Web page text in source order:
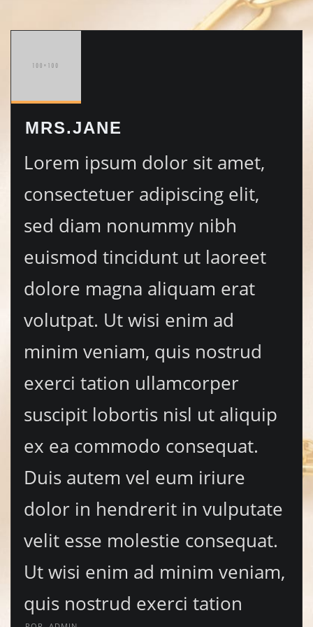
MRS.JANE
Lorem ipsum dolor sit amet,
consectetuer adipiscing elit,
sed diam nonummy nibh
euismod tincidunt ut laoreet
dolore magna aliquam erat
volutpat. Ut wisi enim ad
minim veniam, quis nostrud
exerci tation ullamcorper
suscipit lobortis nisl ut aliquip
ex ea commodo consequat.
Duis autem vel eum iriure
dolor in hendrerit in vulputate
velit esse molestie consequat.
Ut wisi enim ad minim veniam,
quis nostrud exerci tation